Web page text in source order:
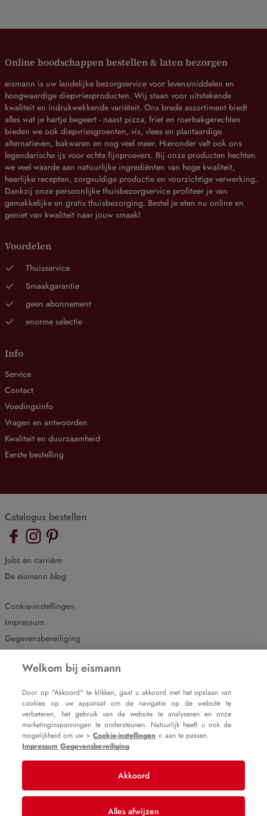
Online boodschappen bestellen & laten bezorgen
eismann is uw landelijke bezorgservice voor levensmiddelen en
hoogwaardige diepvriesproducten. Wij staan voor uitstekende
kwaliteit en indrukwekkende variëteit. Ons brede assortiment biedt
alles wat je hartje begeert - naast pizza, friet en roerbakgerechten
bieden we ook diepvriesgroenten, vis, vlees en plantaardige
alternatieven, bakwaren en nog veel meer. Hieronder valt ook ons
legendarische ijs voor echte fijnproevers. Bij onze producten hechten
we veel waarde aan natuurlijke ingrediënten van hoge kwaliteit,
heerlijke recepten, zorgvuldige productie en voorzichtige verwerking.
Dankzij onze persoonlijke thuisbezorgservice profiteer je van
gemakkelijke en gratis thuisbezorging. Bestel je eten nu online en
geniet van kwaliteit naar jouw smaak!
Voordelen
Thuisservice
Smaakgarantie
geen abonnement
enorme selectie
Info
Service
Contact
Voedingsinfo
Vragen en antwoorden
Kwaliteit en duurzaamheid
Eerste bestelling
Catalogus bestellen
Jobs en carrière
De eismann blog
Cookie-instellingen
Impressum
Gegevensbeveiliging
© 2007 – 2025
eismann b.v.
Welkom bij eismann
Door op "Akkoord" te klikken, gaat u akkoord met het opslaan van
cookies op uw apparaat om de navigatie op de website te
verbeteren, het gebruik van de website te analyseren en onze
marketinginspanningen te ondersteunen. Natuurlijk heeft u ook de
mogelijkheid om uw >Cookie-instellingen < aan te passen.
Impressum Gegevensbeveiliging
Akkoord
Alles afwijzen